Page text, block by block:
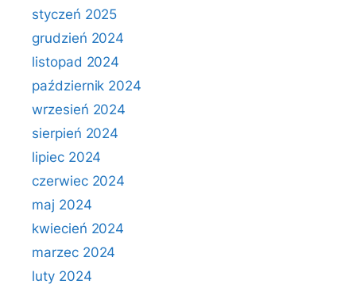
styczeń 2025
grudzień 2024
listopad 2024
październik 2024
wrzesień 2024
sierpień 2024
lipiec 2024
czerwiec 2024
maj 2024
kwiecień 2024
marzec 2024
luty 2024